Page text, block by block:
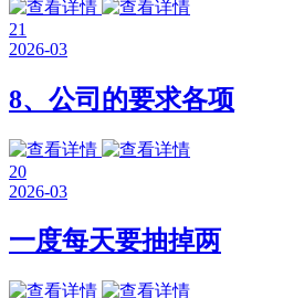
21
2026-03
8、公司的要求各项
20
2026-03
一度每天要抽掉两